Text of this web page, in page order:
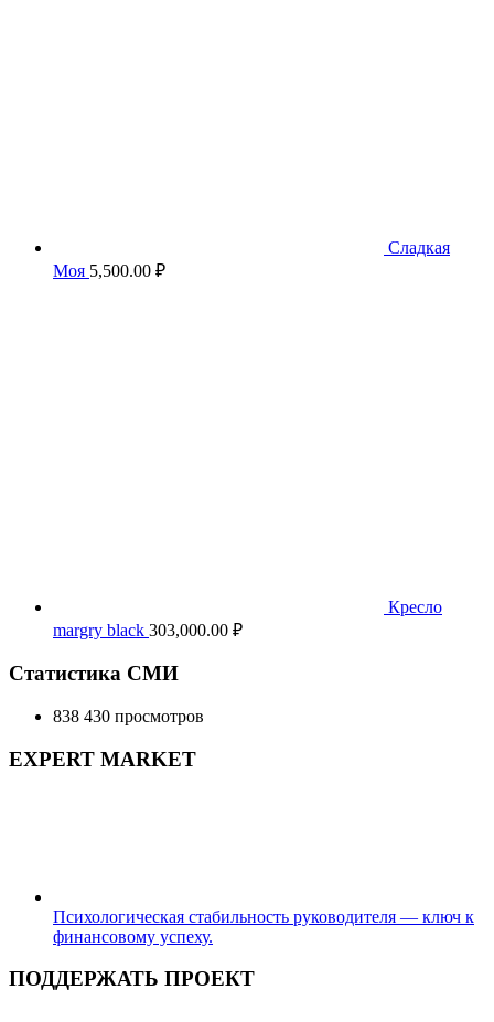
Сладкая
Моя 5,500.00 ₽
Кресло
margry black 303,000.00 ₽
Статистика СМИ
838 430 просмотров
EXPERT MARKET
Психологическая стабильность руководителя — ключ к
финансовому успеху.
ПОДДЕРЖАТЬ ПРОЕКТ